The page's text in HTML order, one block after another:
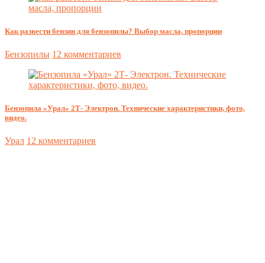
Как развести бензин для бензопилы? Выбор масла, пропорции
Бензопилы 12 комментариев
Бензопила «Урал» 2Т- Электрон. Технические характеристики, фото,
видео.
Урал 12 комментариев